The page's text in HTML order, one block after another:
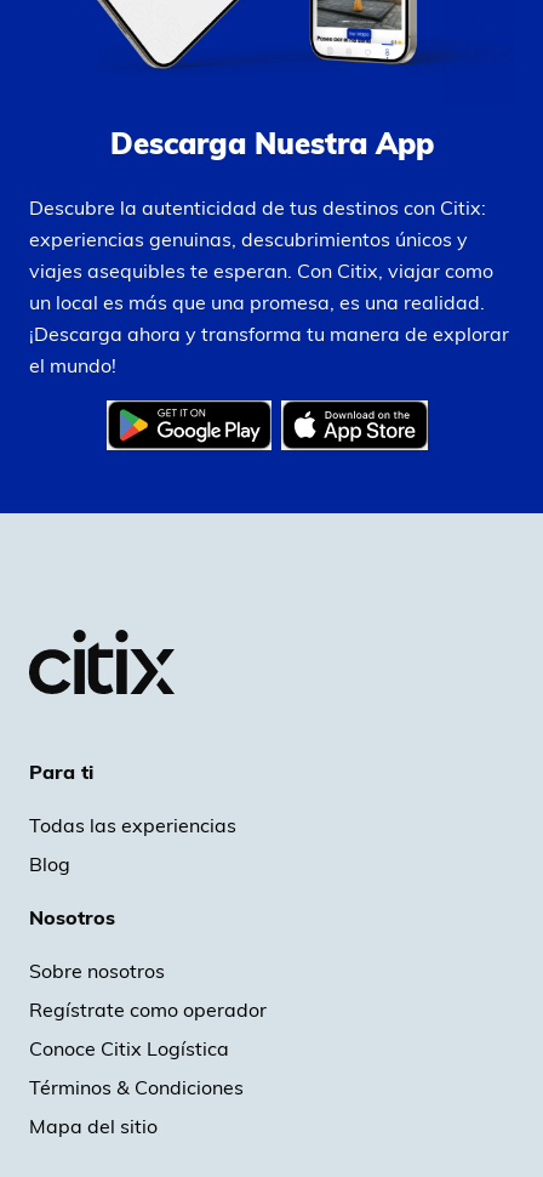
Descarga Nuestra App
Descubre la autenticidad de tus destinos con Citix:
experiencias genuinas, descubrimientos únicos y
viajes asequibles te esperan. Con Citix, viajar como
un local es más que una promesa, es una realidad.
¡Descarga ahora y transforma tu manera de explorar
el mundo!
Para ti
Todas las experiencias
Blog
Nosotros
Sobre nosotros
Regístrate como operador
Conoce Citix Logística
Términos & Condiciones
Mapa del sitio